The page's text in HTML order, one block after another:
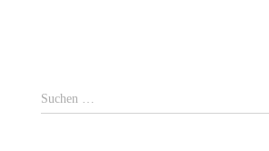
S
u
Suchen …